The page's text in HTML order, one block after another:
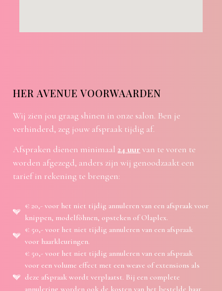
HER AVENUE VOORWAARDEN
Wij zien jou graag shinen in onze salon. Ben je
verhinderd, zeg jouw afspraak tijdig af.
Afspraken dienen minimaal24 uur van te voren te
worden afgezegd, anders zijn wij genoodzaakt een
tarief in rekening te brengen:
€ 20,- voor het niet tijdig annuleren van een afspraak voor
knippen, modelföhnen, opsteken of Olaplex.
€ 50,- voor het niet tijdig annuleren van een afspraak
voor haarkleuringen.
€ 50,- voor het niet tijdig annuleren van een afspraak
voor een volume effect met een weave of extensions als
deze afspraak wordt verplaatst. Bij een complete